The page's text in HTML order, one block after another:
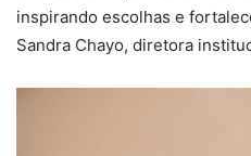
inspirando escolhas e
Sandra Chayo, diretora